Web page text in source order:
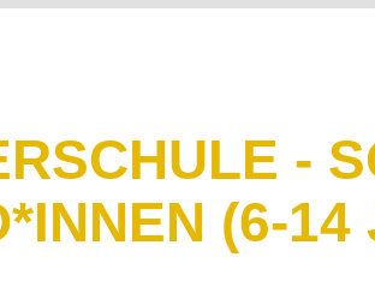
-
(6-14